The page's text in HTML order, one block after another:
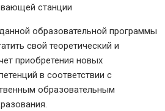
станции
образовательной программы
свой теоретический и
приобретения новых
в соответствии с
образовательным